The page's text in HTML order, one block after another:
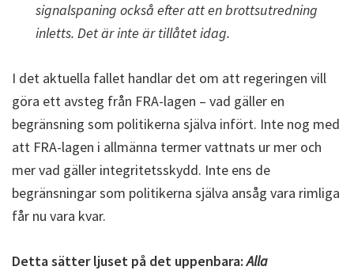
signalspaning också efter att en brottsutredning
inletts. Det är inte är tillåtet idag.
I det aktuella fallet handlar det om att regeringen vill
göra ett avsteg från FRA-lagen – vad gäller en
begränsning som politikerna själva infört. Inte nog med
att FRA-lagen i allmänna termer vattnats ur mer och
mer vad gäller integritetsskydd. Inte ens de
begränsningar som politikerna själva ansåg vara rimliga
får nu vara kvar.
Detta sätter ljuset på det uppenbara:Alla